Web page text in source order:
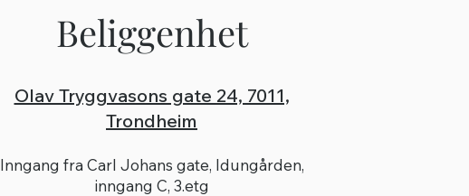
Beliggenhet
Olav Tryggvasons gate 24, 7011,
Trondheim
Inngang fra Carl Johans gate, Idungården,
inngang C, 3.etg